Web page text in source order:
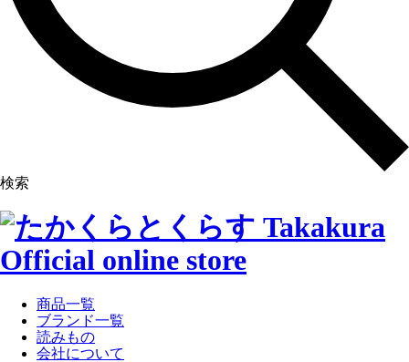
検索
商品一覧
ブランド一覧
読みもの
会社について